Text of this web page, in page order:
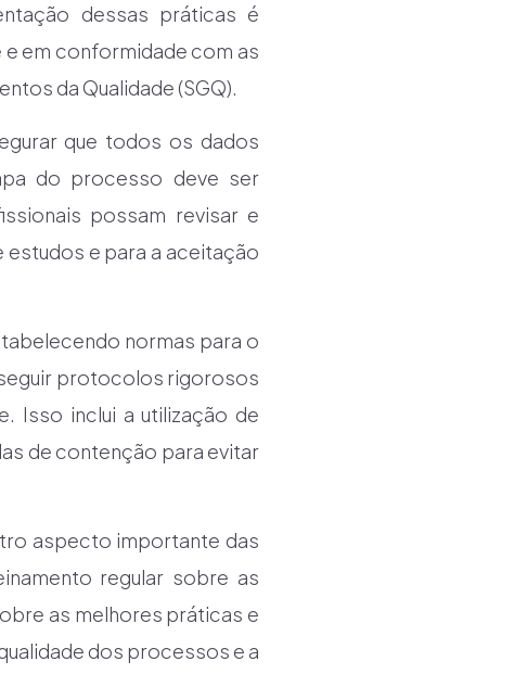
dessas práticas é
em conformidade com as
da Qualidade (SGQ).
que todos os dados
do processo deve ser
possam revisar e
estudos e para a aceitação
normas para o
protocolos rigorosos
Isso inclui a utilização de
de contenção para evitar
aspecto importante das
regular sobre as
as melhores práticas e
dos processos e a